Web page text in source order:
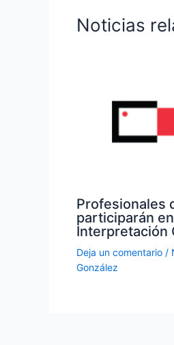
Noticias
Profesionales
participarán
Interpretación
Deja un comentario /
González